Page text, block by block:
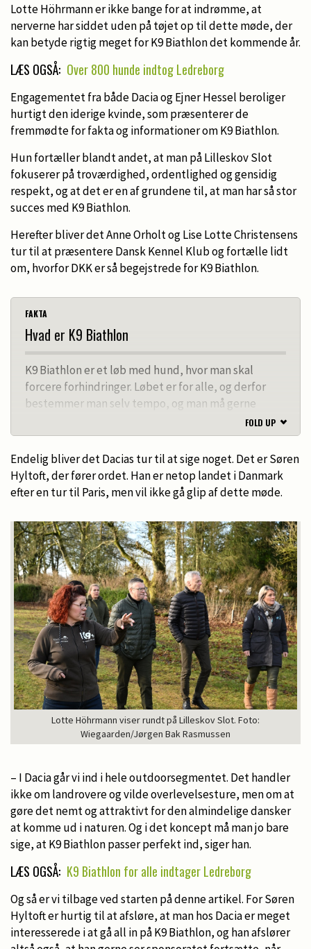
Lotte Höhrmann er ikke bange for at indrømme, at
nerverne har siddet uden på tøjet op til dette møde, der
kan betyde rigtig meget for K9 Biathlon det kommende år.
LÆS OGSÅ: Over 800 hunde indtog Ledreborg
Engagementet fra både Dacia og Ejner Hessel beroliger
hurtigt den iderige kvinde, som præsenterer de
fremmødte for fakta og informationer om K9 Biathlon.
Hun fortæller blandt andet, at man på Lilleskov Slot
fokuserer på troværdighed, ordentlighed og gensidig
respekt, og at det er en af grundene til, at man har så stor
succes med K9 Biathlon.
Herefter bliver det Anne Orholt og Lise Lotte Christensens
tur til at præsentere Dansk Kennel Klub og fortælle lidt
om, hvorfor DKK er så begejstrede for K9 Biathlon.
FAKTA
Hvad er K9 Biathlon
K9 Biathlon er et løb med hund, hvor man skal
forcere forhindringer. Løbet er for alle, og derfor
bestemmer man selv tempo, og man må gerne
opgive at gennemføre forhindringer, hvis man selv
eller hunden ikke kan klare det.
Der er ruter på forskellige distancer, og der er både
gå- og løbehold på nogle af distancerne.
FOLD UP
Endelig bliver det Dacias tur til at sige noget. Det er Søren
Hyltoft, der fører ordet. Han er netop landet i Danmark
efter en tur til Paris, men vil ikke gå glip af dette møde.
Lotte Höhrmann viser rundt på Lilleskov Slot. Foto:
Wiegaarden/Jørgen Bak Rasmussen
– I Dacia går vi ind i hele outdoorsegmentet. Det handler
ikke om landrovere og vilde overlevelsesture, men om at
gøre det nemt og attraktivt for den almindelige dansker
at komme ud i naturen. Og i det koncept må man jo bare
sige, at K9 Biathlon passer perfekt ind, siger han.
LÆS OGSÅ: K9 Biathlon for alle indtager Ledreborg
Og så er vi tilbage ved starten på denne artikel. For Søren
Hyltoft er hurtig til at afsløre, at man hos Dacia er meget
interesserede i at gå all in på K9 Biathlon, og han afslører